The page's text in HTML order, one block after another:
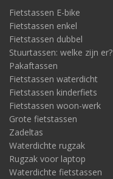
Fietstassen E-bike
Fietstassen enkel
Fietstassen dubbel
Stuurtassen: welke zijn er?
Pakaftassen
Fietstassen waterdicht
Fietstassen kinderfiets
Fietstassen woon-werk
Grote fietstassen
Zadeltas
Waterdichte rugzak
Rugzak voor laptop
Waterdichte fietstassen